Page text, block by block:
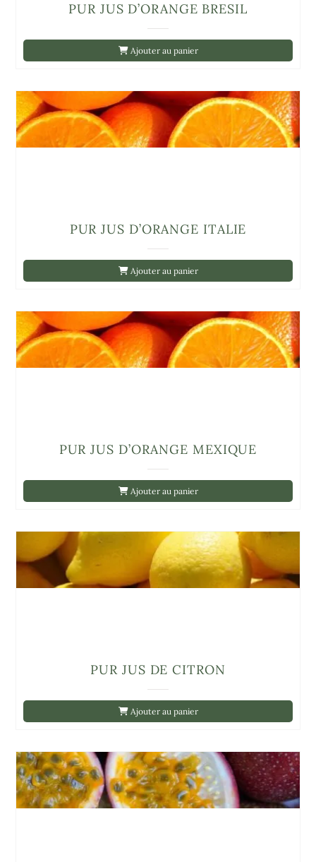
Ajouter au panier
PUR JUS D’ORANGE BRESIL
Ajouter au panier
PUR JUS D’ORANGE ITALIE
Ajouter au panier
PUR JUS D’ORANGE MEXIQUE
Ajouter au panier
PUR JUS DE CITRON